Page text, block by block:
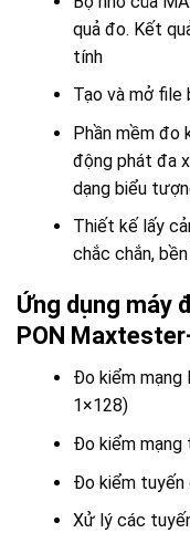
quả đo. Kết
tính
Tạo và mở
Phần mềm đo
động phát đa
dạng biểu
Thiết kế lấy
chắc chắn,
Ứng dụng máy
PON
Đo kiểm mạng
1×128)
Đo kiểm
Đo kiểm tuyến
Xử lý các